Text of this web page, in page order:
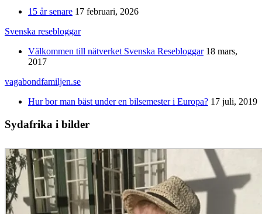
15 år senare 17 februari, 2026
Svenska resebloggar
Välkommen till nätverket Svenska Resebloggar 18 mars,
2017
vagabondfamiljen.se
Hur bor man bäst under en bilsemester i Europa? 17 juli, 2019
Sydafrika i bilder